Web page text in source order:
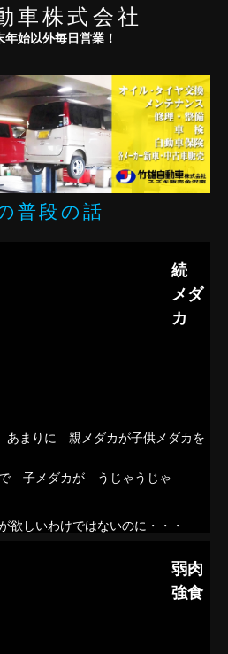
車株式会社
始以外毎日営業！
普段の話
続
メダ
カ
まりに 親メダカが子供メダカを
で 子メダカが うじゃうじゃ
欲しいわけではないのに・・・
弱肉
強食